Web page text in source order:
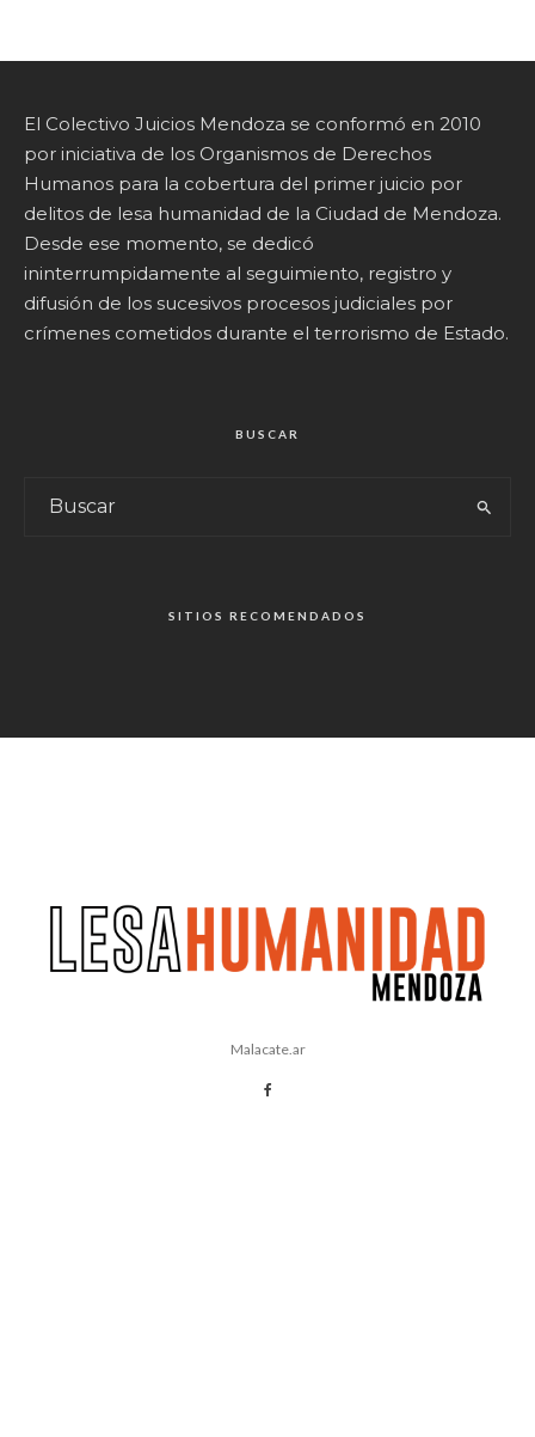
El Colectivo Juicios Mendoza se conformó en 2010
por iniciativa de los Organismos de Derechos
Humanos para la cobertura del primer juicio por
delitos de lesa humanidad de la Ciudad de Mendoza.
Desde ese momento, se dedicó
ininterrumpidamente al seguimiento, registro y
difusión de los sucesivos procesos judiciales por
crímenes cometidos durante el terrorismo de Estado.
BUSCAR
SITIOS RECOMENDADOS
Malacate.ar